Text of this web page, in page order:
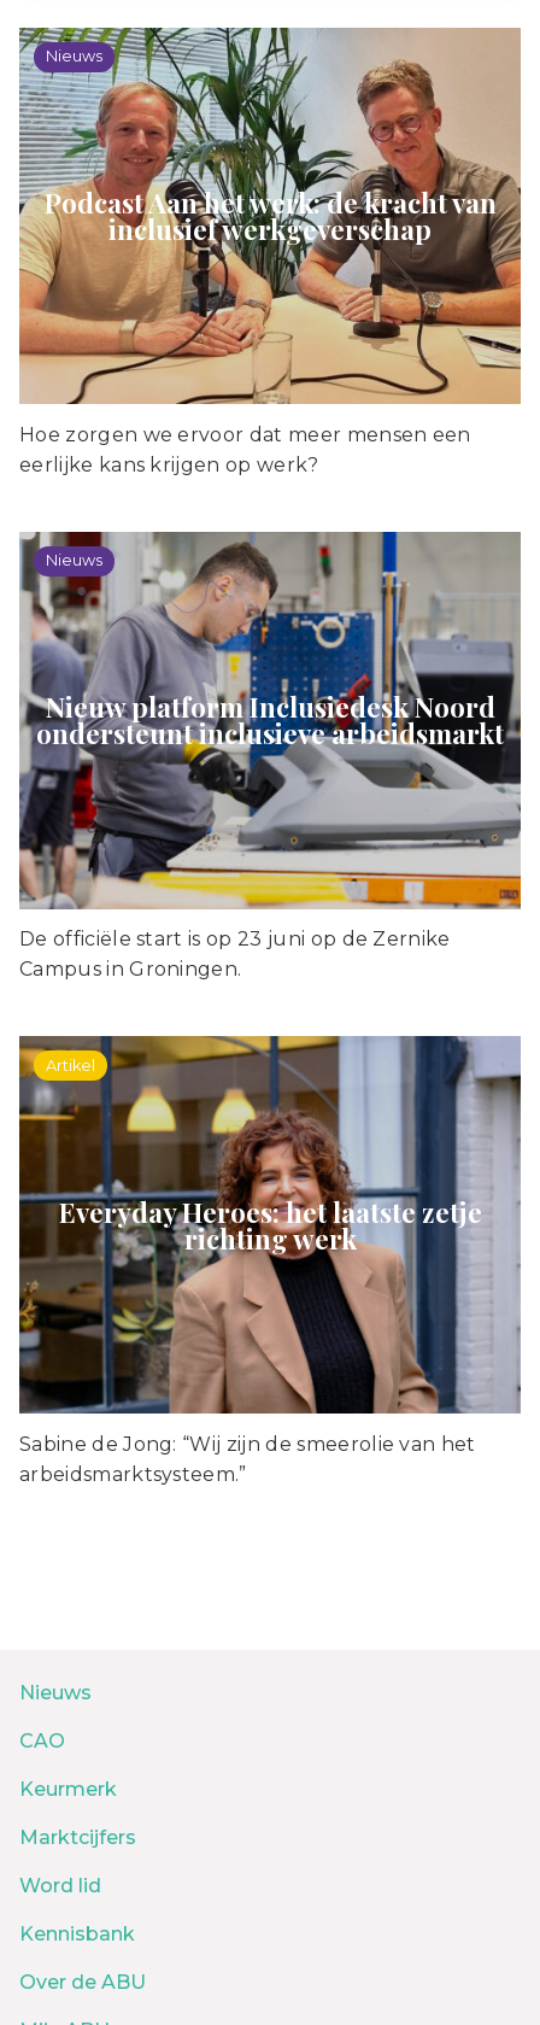
Nieuws
Podcast Aan het werk: de kracht van
inclusief werkgeverschap
Hoe zorgen we ervoor dat meer mensen een
eerlijke kans krijgen op werk?
Nieuws
Nieuw platform Inclusiedesk Noord
ondersteunt inclusieve arbeidsmarkt
De officiële start is op 23 juni op de Zernike
Campus in Groningen.
Artikel
Everyday Heroes: het laatste zetje
richting werk
Sabine de Jong: “Wij zijn de smeerolie van het
arbeidsmarktsysteem.”
Nieuws
CAO
Keurmerk
Marktcijfers
Word lid
Kennisbank
Over de ABU